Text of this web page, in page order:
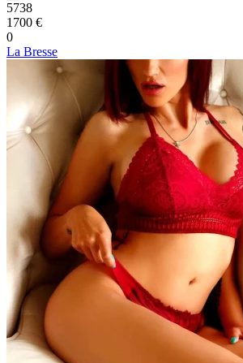
5738
1700 €
0
La Bresse